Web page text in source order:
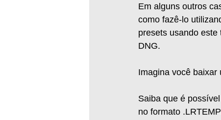
Em alguns outros
como fazê-lo
presets usando
DNG.
Imagina você baixar
Saiba que é
no formato